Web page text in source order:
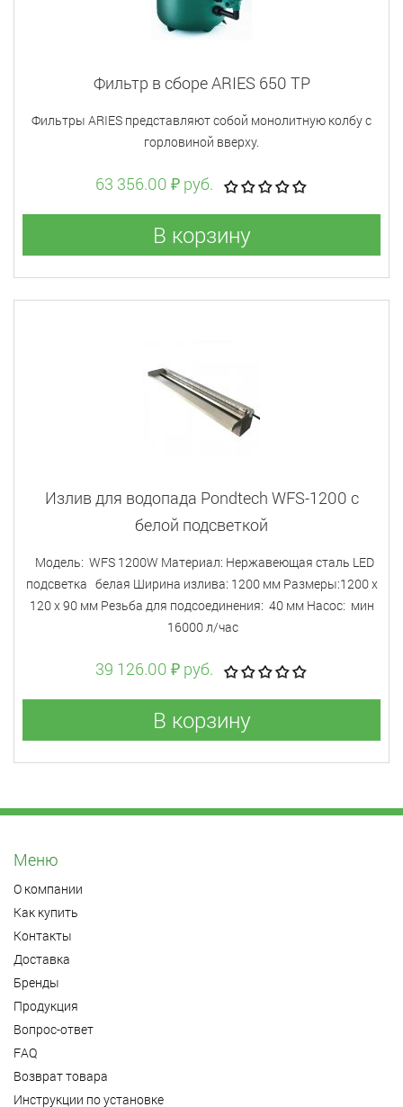
Фильтр в сборе ARIES 650 TP
Фильтры ARIES представляют собой монолитную колбу с
горловиной вверху.
63 356.00 ₽ руб.
В корзину
Излив для водопада Pondtech WFS-1200 с
белой подсветкой
Модель: WFS 1200W Материал: Нержавеющая сталь LED
подсветка белая Ширина излива: 1200 мм Размеры:1200 х
120 х 90 мм Резьба для подсоединения: 40 мм Насос: мин
16000 л/час
39 126.00 ₽ руб.
В корзину
Меню
О компании
Как купить
Контакты
Доставка
Бренды
Продукция
Вопрос-ответ
FAQ
Возврат товара
Инструкции по установке